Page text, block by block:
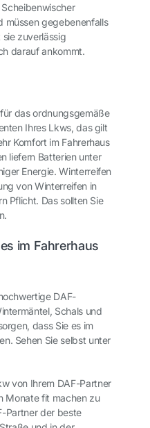
müssen gegebenenfalls
zuverlässig
darauf ankommt.
das ordnungsgemäße
Ihres Lkws, das gilt
Komfort im Fahrerhaus
liefern Batterien unter
Energie. Winterreifen
von Winterreifen in
Pflicht. Das sollten Sie
im Fahrerhaus
DAF-
Schals und
dass Sie es im
Sehen Sie selbst unter
von Ihrem DAF-Partner
Monate fit machen zu
Partner der beste